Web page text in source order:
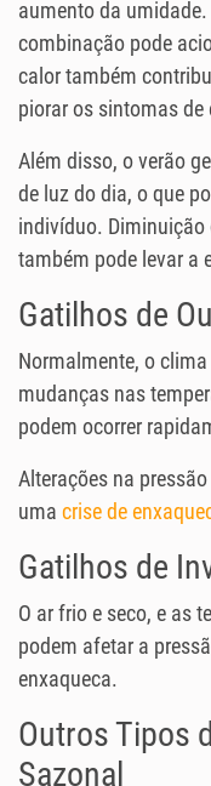
aumento da
combinação pode
calor também
piorar os sintomas de
Além disso, o verão
de luz do dia, o que
indivíduo.
também pode levar a
Gatilhos de
Normalmente, o
mudanças nas
podem ocorrer
Alterações na
uma crise de
Gatilhos de
O ar frio e seco, e as
podem afetar a
enxaqueca.
Outros Tipos
Sazonal